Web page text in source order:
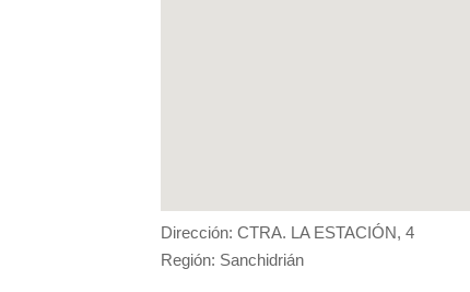
Dirección: CTRA. LA ESTACIÓN, 4
Región: Sanchidrián